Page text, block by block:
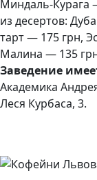
Миндаль-Курага
из десертов:
тарт — 175 грн,
Малина — 135
Заведение
Академика
Леся Курбаса, 3.